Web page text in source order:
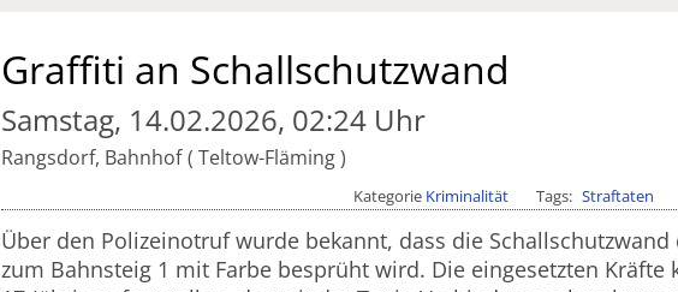
Graffiti an Schallschutzwand
Samstag, 14.02.2026, 02:24 Uhr
Rangsdorf, Bahnhof Teltow-Fläming
Kategorie Kriminalität Tags Straftaten
Über den Polizeinotruf wurde bekannt, dass die Schallschutzwand
zum Bahnsteig 1 mit Farbe besprüht wird. Die eingesetzten Kräfte